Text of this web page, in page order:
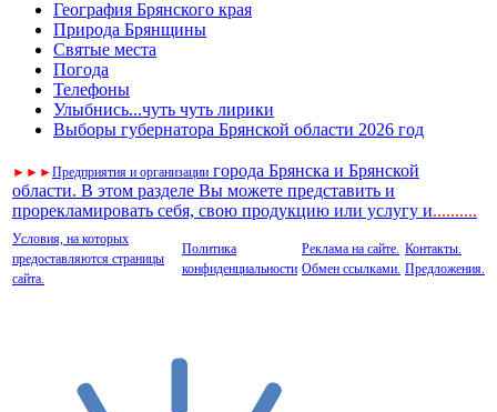
География Брянского края
Природа Брянщины
Святые места
Погода
Телефоны
Улыбнись...чуть чуть лирики
Выборы губернатора Брянской области 2026 год
► ► ►Предприятия и организации города Брянска и Брянской
области. В этом разделе Вы можете представить и
прорекламировать себя, свою продукцию или услугу и..........
Условия, на которых
предоставляются страницы
сайта.
Политика
конфиденциальности
Реклама на сайте.
Обмен ссылками.
Контакты.
Предложения.